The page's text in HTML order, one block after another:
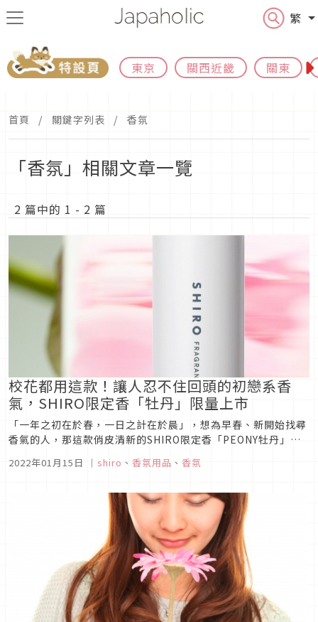
繁
東京 關西近畿 關東
首頁 關鍵字列表 香氛
「香氛」相關文章一覽
2 篇中的 1 - 2 篇
校花都用這款！讓人忍不住回頭的初戀系香
氣，SHIRO限定香「牡丹」限量上市
「一年之初在於春，一日之計在於晨」，想為早春、新開始找尋
香氣的人，那這款俏皮清新的SHIRO限定香「PEONY牡丹」絕
型、換上新美甲、重整居家擺設等，為生活注入點「不一樣」的
2022年01月15日 ｜ shiro 、 香氛用品 、 香氛